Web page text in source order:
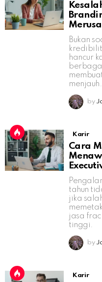
Bukan
hancur
menjauh.
by
Karir
Cara
tahun
jika
jasa
tinggi.
by
Karir